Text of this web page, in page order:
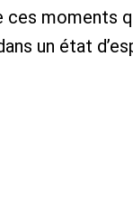
moments
un état